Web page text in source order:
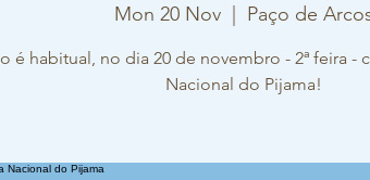
Mon 20 Nov Paço de
é habitual, no dia 20 de novembro - 2ª feira -
Nacional do Pijama!